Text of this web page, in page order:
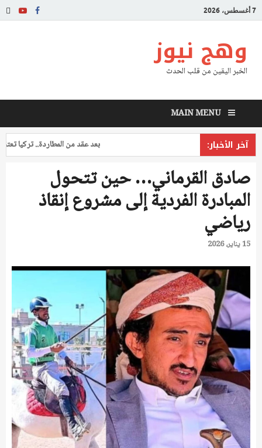
7 أغسطس، 2026
وهج نيوز
الخبر اليقين من قلب الحدث
MAIN MENU
آخر الأخبار: بعد عقد من المطاردة.. تركيا تعتقل
صادق القرماني… حين تتحول
المبادرة الفردية إلى مشروع إنقاذ
رياضي
15 يناير، 2026